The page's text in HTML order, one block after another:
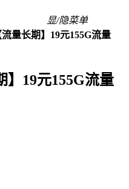
显/隐菜单
量长期】19元155G流量
】19元155G流量